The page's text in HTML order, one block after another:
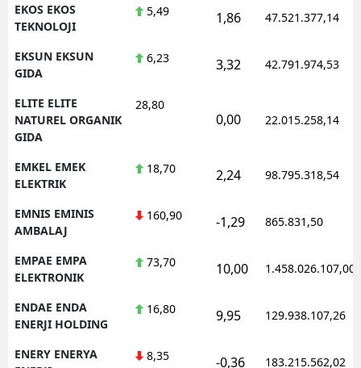
EKOS EKOS
TEKNOLOJI
5,49 1,86 47.521.377,14
EKSUN EKSUN
GIDA
6,23 3,32 42.791.974,53
ELITE ELITE
NATUREL ORGANIK
GIDA
28,80
0,00 22.015.258,14
EMKEL EMEK
ELEKTRIK
18,70 2,24 98.795.318,54
EMNIS EMINIS
AMBALAJ
160,90 -1,29 865.831,50
EMPAE EMPA
ELEKTRONIK
73,70 10,00 1.458.026.107,00
ENDAE ENDA
ENERJI HOLDING
16,80 9,95 129.938.107,26
ENERY ENERYA
8,35 -0,36 183.215.562,02